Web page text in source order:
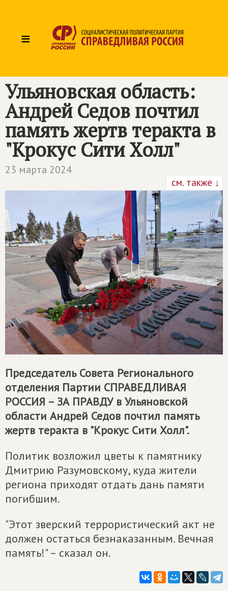
≡
Ульяновская область:
Андрей Седов почтил
память жертв теракта в
"Крокус Сити Холл"
23 марта 2024
см. также ↓
Председатель Совета Регионального
отделения Партии СПРАВЕДЛИВАЯ
РОССИЯ – ЗА ПРАВДУв Ульяновской
области Андрей Седов почтил память
жертв теракта в "Крокус Сити Холл".
Политик возложил цветы к памятнику
Дмитрию Разумовскому, куда жители
региона приходят отдать дань памяти
погибшим.
"Этот зверский террористический акт не
должен остаться безнаказанным. Вечная
память!" – сказал он.